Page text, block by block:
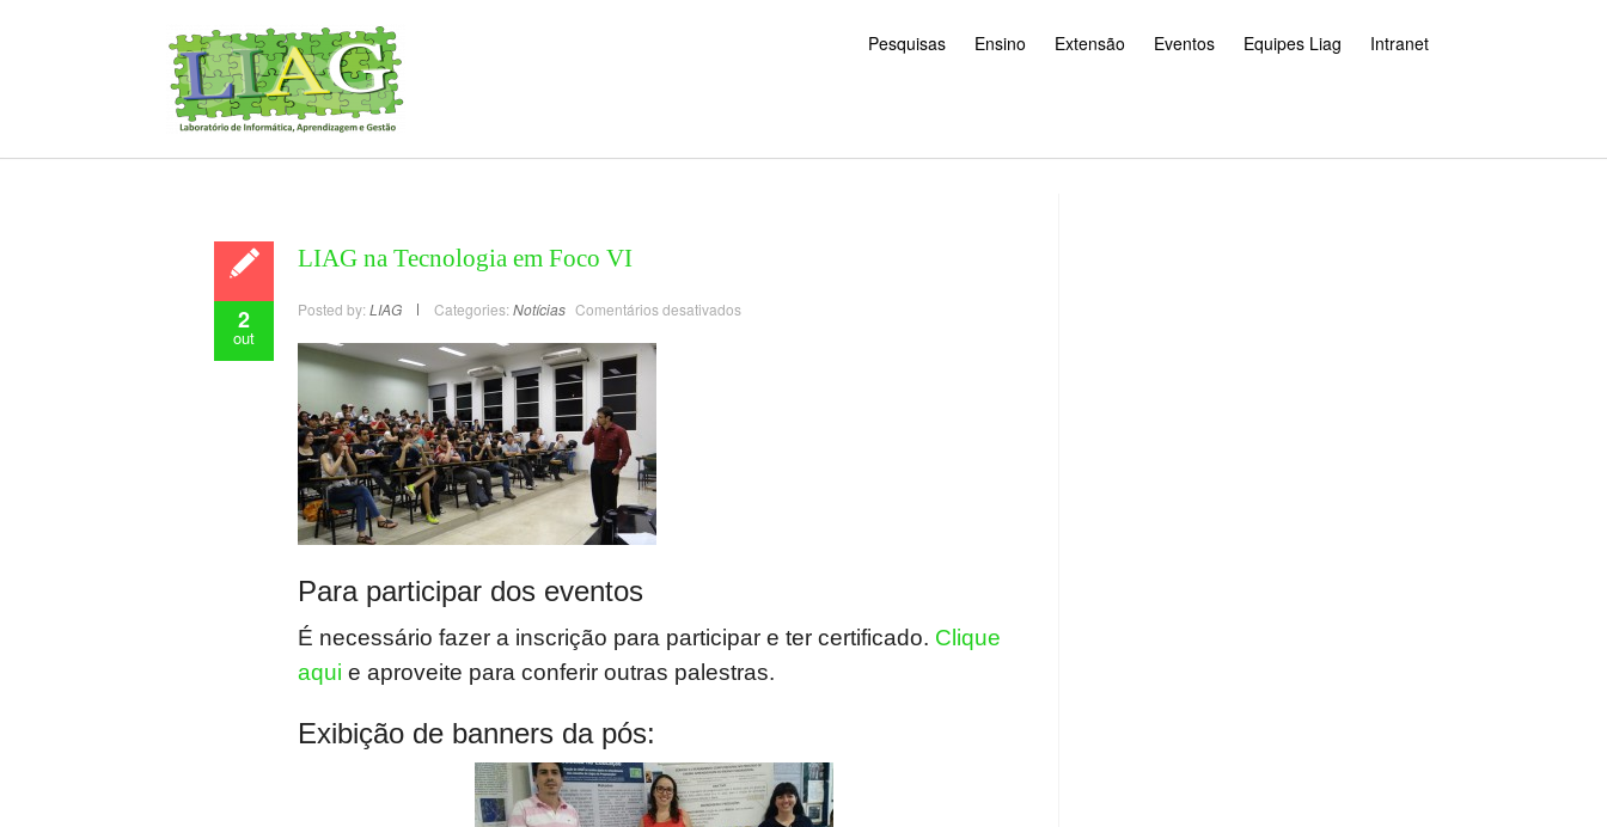
Pesquisas Ensino Extensão Eventos Equipes Liag Intranet
2
out
LIAG na Tecnologia em Foco VI
Posted by: LIAG Categories: Notícias Comentários desativados
Para participar dos eventos
É necessário fazer a inscrição para participar e ter certificado. Clique
aqui e aproveite para conferir outras palestras.
Exibição de banners da pós: